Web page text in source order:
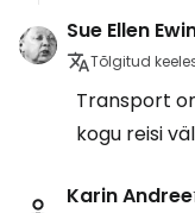
Sue Ellen
Tõlgitud
Transport
kogu reisi
Karin Andree